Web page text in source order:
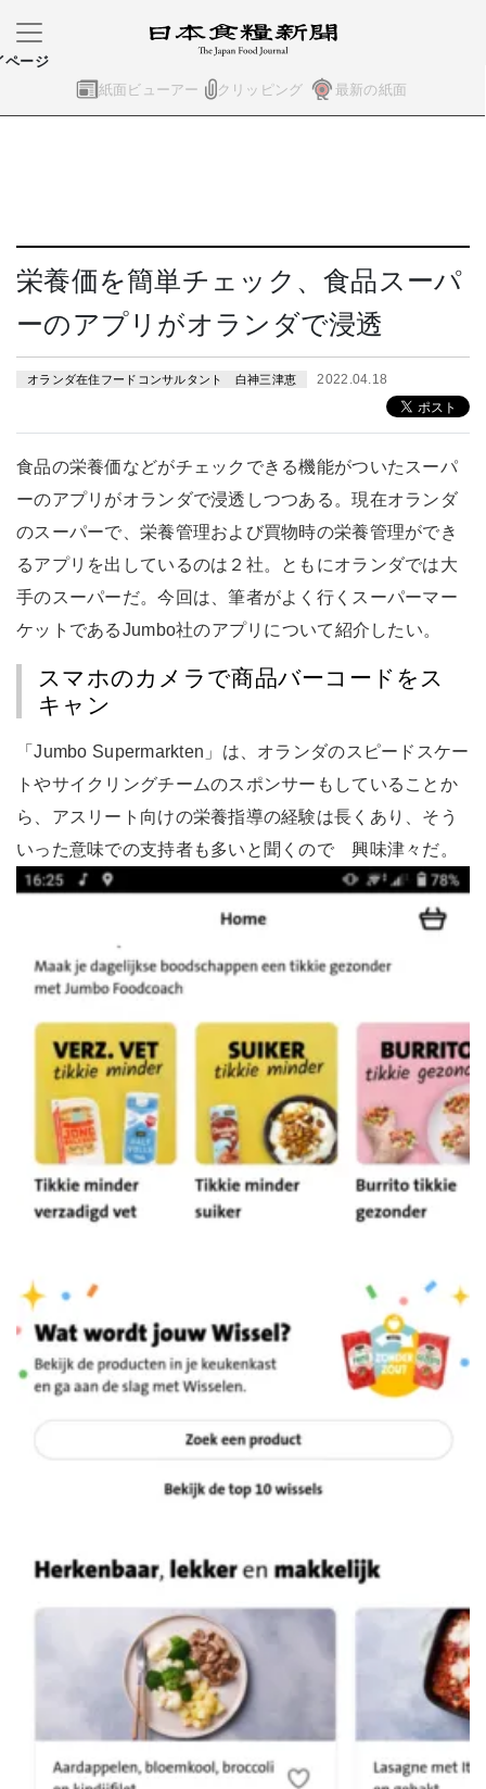
紙面ビューアー クリッピング 最新の紙面
ページ
栄養価を簡単チェック、食品スーパ
ーのアプリがオランダで浸透
オランダ在住フードコンサルタント 白神三津恵 2022.04.18
食品の栄養価などがチェックできる機能がついたスーパ
ーのアプリがオランダで浸透しつつある。現在オランダ
のスーパーで、栄養管理および買物時の栄養管理ができ
るアプリを出しているのは２社。ともにオランダでは大
手のスーパーだ。今回は、筆者がよく行くスーパーマー
ケットであるJumbo社のアプリについて紹介したい。
スマホのカメラで商品バーコードをス
キャン
「Jumbo Supermarkten」は、オランダのスピードスケー
トやサイクリングチームのスポンサーもしていることか
ら、アスリート向けの栄養指導の経験は長くあり、そう
いった意味での支持者も多いと聞くので 興味津々だ。